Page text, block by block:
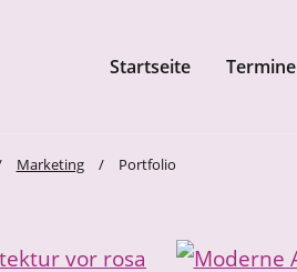
Navigation überspringen
Startseite Termine
Marketing Portfolio